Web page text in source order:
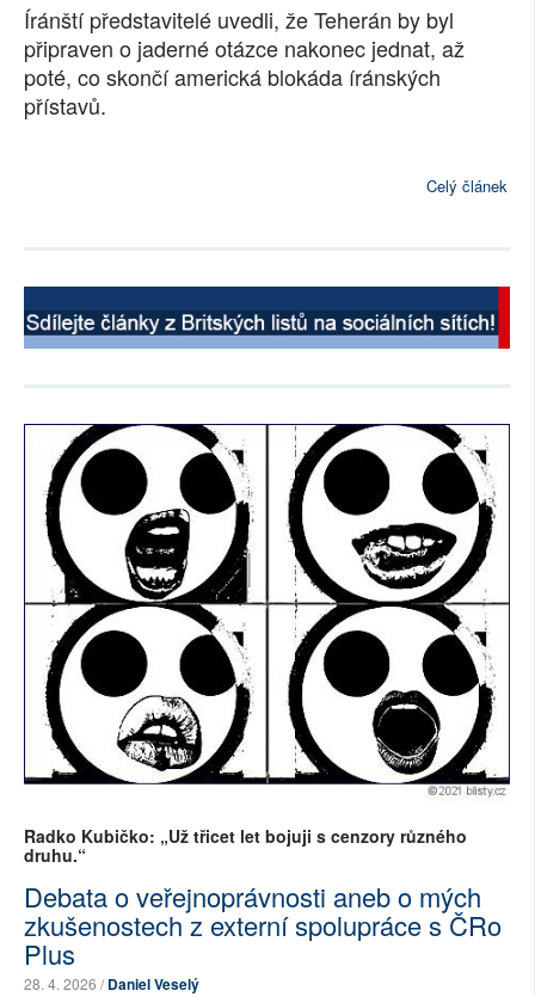
Íránští představitelé uvedli, že Teherán by byl
připraven o jaderné otázce nakonec jednat, až
poté, co skončí americká blokáda íránských
přístavů.
Celý článek
Radko Kubičko: „Už třicet let bojuji s cenzory různého
druhu.“
Debata o veřejnoprávnosti aneb o mých
zkušenostech z externí spolupráce s ČRo
Plus
28. 4. 2026 /Daniel Veselý